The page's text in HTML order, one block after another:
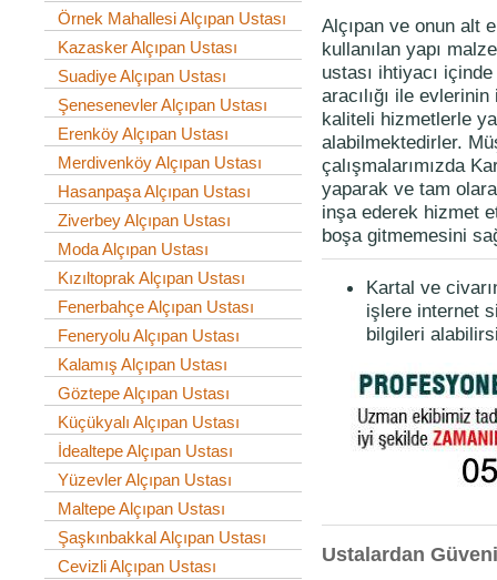
Örnek Mahallesi Alçıpan Ustası
Kazasker Alçıpan Ustası
Suadiye Alçıpan Ustası
Şenesenevler Alçıpan Ustası
Erenköy Alçıpan Ustası
Merdivenköy Alçıpan Ustası
Hasanpaşa Alçıpan Ustası
Ziverbey Alçıpan Ustası
Moda Alçıpan Ustası
Kızıltoprak Alçıpan Ustası
Fenerbahçe Alçıpan Ustası
Feneryolu Alçıpan Ustası
Kalamış Alçıpan Ustası
Göztepe Alçıpan Ustası
Küçükyalı Alçıpan Ustası
İdealtepe Alçıpan Ustası
Yüzevler Alçıpan Ustası
Maltepe Alçıpan Ustası
Şaşkınbakkal Alçıpan Ustası
Cevizli Alçıpan Ustası
Alçıpan ve onun alt
kullanılan yapı
ustası ihtiyacı
aracılığı ile
kaliteli hizmetlerle
alabilmektedirler.
çalışmalarımızda
yaparak ve tam
inşa ederek hizmet
boşa gitmemesini
Kartal ve
işlere internet
bilgileri
Ustalardan